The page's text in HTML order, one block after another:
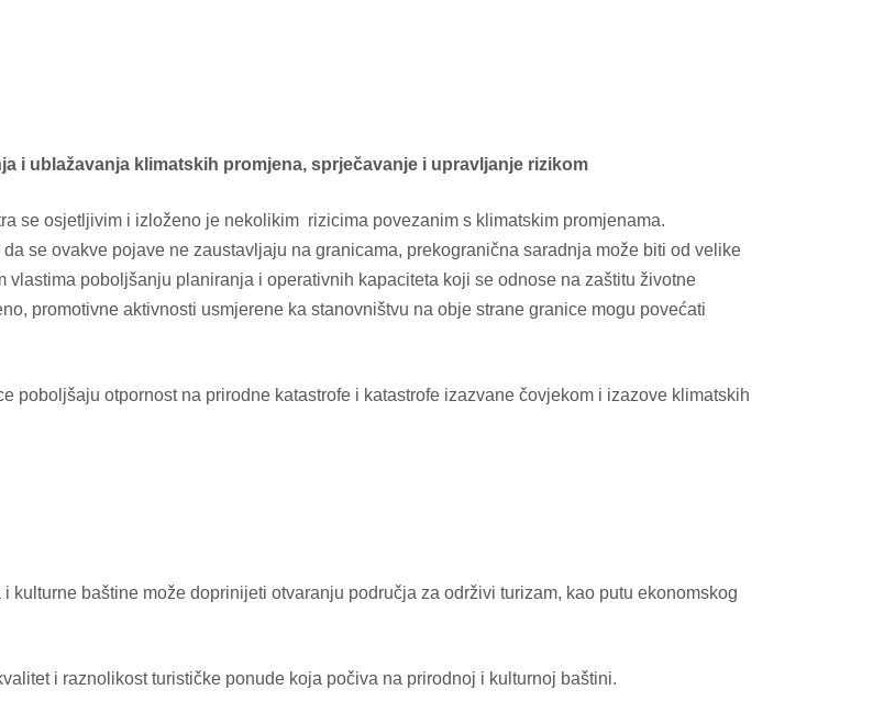
i ublažavanja klimatskih promjena, sprječavanje i upravljanje rizikom
se osjetljivim i izloženo je nekolikim rizicima povezanim s klimatskim promjenama.
se ovakve pojave ne zaustavljaju na granicama, prekogranična saradnja može biti od velike
poboljšanju planiranja i operativnih kapaciteta koji se odnose na zaštitu životne
promotivne aktivnosti usmjerene ka stanovništvu na obje strane granice mogu povećati
poboljšaju otpornost na prirodne katastrofe i katastrofe izazvane čovjekom i izazove klimatskih
baštine može doprinijeti otvaranju područja za održivi turizam, kao putu ekonomskog
i raznolikost turističke ponude koja počiva na prirodnoj i kulturnoj baštini.